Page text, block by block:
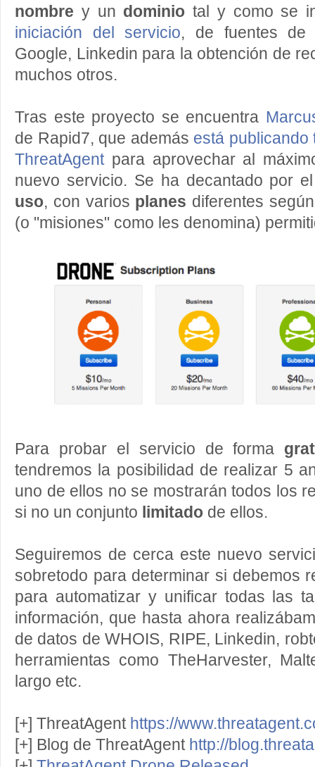
nombre y un dominio tal y como se
iniciación del servicio, de fuentes de
Google, Linkedin para la obtención de
muchos otros.
Tras este proyecto se encuentra
de Rapid7, que además está publicando
ThreatAgentpara aprovechar al
nuevo servicio. Se ha decantado por
uso, con varios planes diferentes
(o "misiones" como les denomina)
Para probar el servicio de forma
tendremos la posibilidad de realizar 5
uno de ellos no se mostrarán todos los
si no un conjunto limitado de ellos.
Seguiremos de cerca este nuevo
sobretodo para determinar si debemos
para automatizar y unificar todas las
información, que hasta ahora
de datos de WHOIS, RIPE, Linkedin,
herramientas como TheHarvester,
largo etc.
[+] ThreatAgent https://
[+] Blog de ThreatAgent http://